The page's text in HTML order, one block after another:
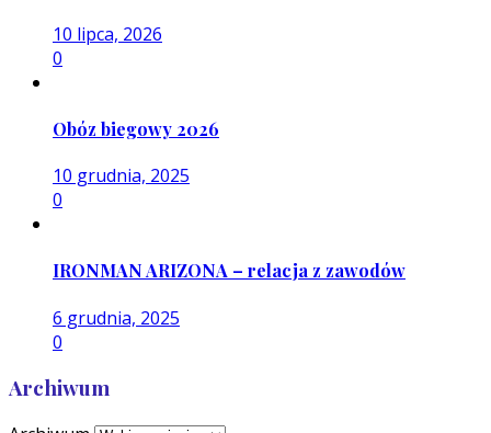
10 lipca, 2026
0
Obóz biegowy 2026
10 grudnia, 2025
0
IRONMAN ARIZONA – relacja z zawodów
6 grudnia, 2025
0
Archiwum